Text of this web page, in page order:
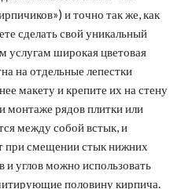
и точно так же, как
сделать свой уникальный
услугам широкая цветовая
на отдельные лепестки
макету и крепите их на стену
монтаже рядов плитки или
между собой встык, и
при смещении стык нижних
углов можно использовать
половину кирпича.